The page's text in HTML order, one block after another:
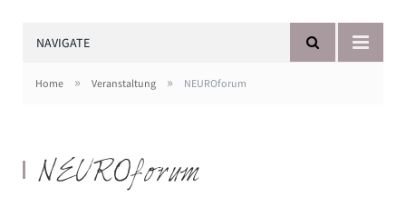
NAVIGATE
Home » Veranstaltung » NEUROforum
NEUROforum